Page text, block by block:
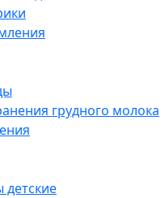
грудного молока